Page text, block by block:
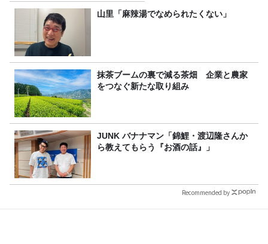
山里「麻辣湯でなめられたくない」
抹茶ブームの裏で減る茶畑 企業と農家
をつなぐ新たな取り組み
JUNK バナナマン「錦鯉・渡辺隆さんか
ら教えてもらう『お酒の話』」
Recommended by